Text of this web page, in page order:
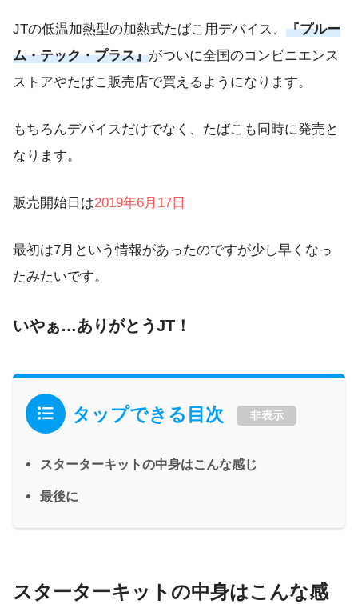
JTの低温加熱型の加熱式たばこ用デバイス、 『プルー
ム・テック・プラス』がついに全国のコンビニエンス
ストアやたばこ販売店で買えるようになります。
もちろんデバイスだけでなく、たばこも同時に発売と
なります。
販売開始日は2019年6月17日
最初は7月という情報があったのですが少し早くなっ
たみたいです。
いやぁ…ありがとうJT！
タップできる目次 非表示
スターターキットの中身はこんな感じ
最後に
スターターキットの中身はこんな感